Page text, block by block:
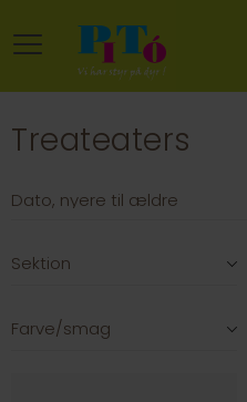
Treateaters
Sektion
Farve/smag